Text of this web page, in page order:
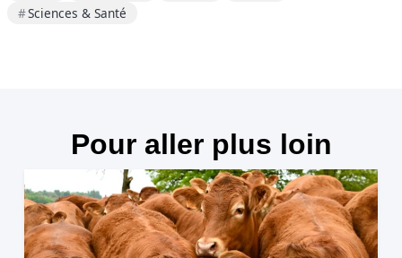
Sciences & Santé
Pour aller plus loin